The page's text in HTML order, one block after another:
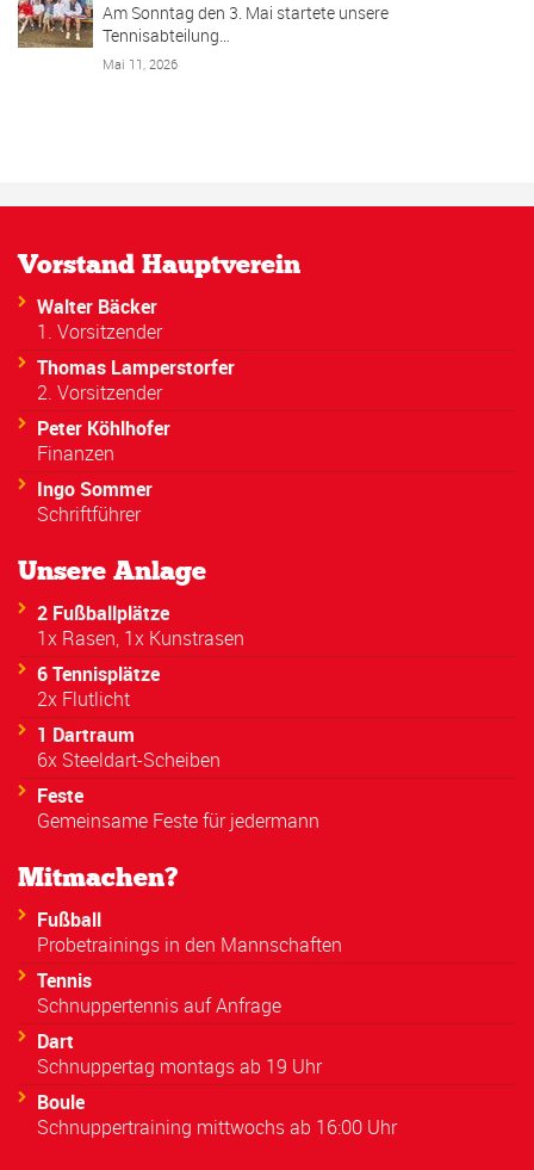
Am Sonntag den 3. Mai startete unsere
Tennisabteilung…
Mai 11, 2026
Vorstand Hauptverein
Walter Bäcker
1. Vorsitzender
Thomas Lamperstorfer
2. Vorsitzender
Peter Köhlhofer
Finanzen
Ingo Sommer
Schriftführer
Unsere Anlage
2 Fußballplätze
1x Rasen, 1x Kunstrasen
6 Tennisplätze
2x Flutlicht
1 Dartraum
6x Steeldart-Scheiben
Feste
Gemeinsame Feste für jedermann
Mitmachen?
Fußball
Probetrainings in den Mannschaften
Tennis
Schnuppertennis auf Anfrage
Dart
Schnuppertag montags ab 19 Uhr
Boule
Schnuppertraining mittwochs ab 16:00 Uhr